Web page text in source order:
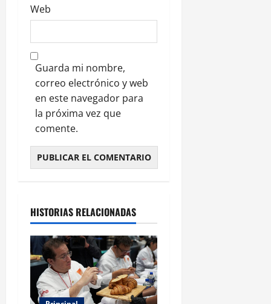
Web
Guarda mi nombre,
correo electrónico y web
en este navegador para
la próxima vez que
comente.
HISTORIAS RELACIONADAS